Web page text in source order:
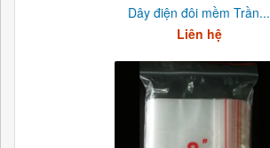
Dây điện đôi mềm Trần...
Liên hệ